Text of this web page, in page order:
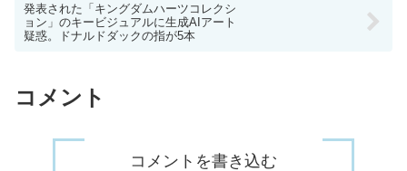
発表された「キングダムハーツコレクシ
ョン」のキービジュアルに生成AIアート
疑惑。ドナルドダックの指が5本
コメント
コメントを書き込む